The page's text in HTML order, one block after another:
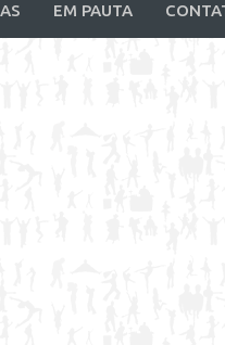
EM PAUTA